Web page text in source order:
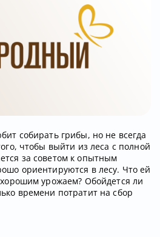
ТЕЛЕПРОГРАММА
РЕКЛАМОДАТЕЛЯМ
собирать грибы, но не всегда
чтобы выйти из леса с полной
за советом к опытным
ориентируются в лесу. Что ей
урожаем? Обойдется ли
времени потратит на сбор